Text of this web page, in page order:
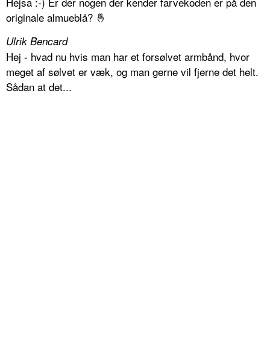
originale almueblå? 🤞
Ulrik Bencard
Hej - hvad nu hvis man har et forsølvet armbånd, hvor
meget af sølvet er væk, og man gerne vil fjerne det helt.
Sådan at det...